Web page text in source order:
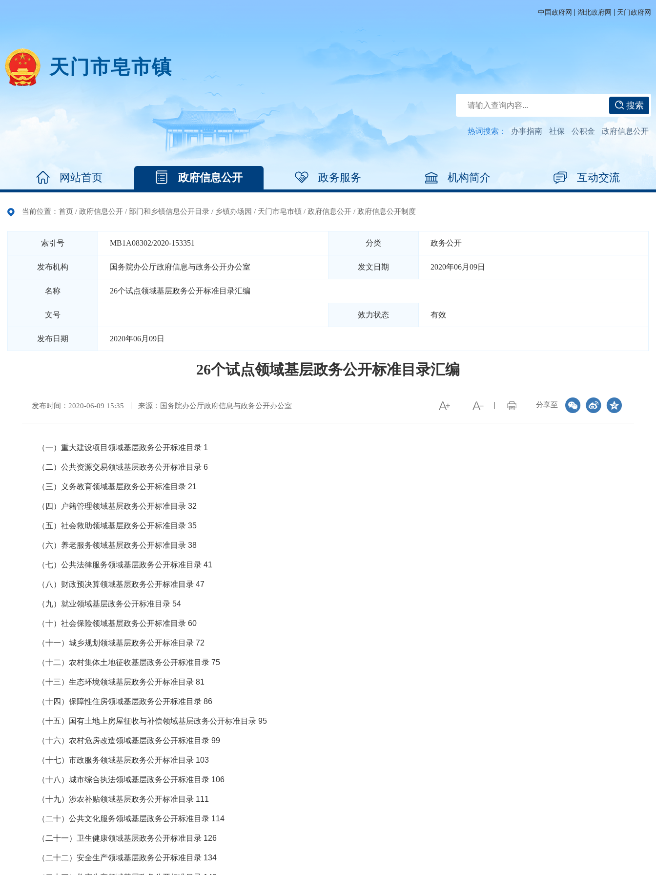
中国政府网 | 湖北政府网 | 天门政府网
天门市皂市镇
搜索
热词搜索： 办事指南 社保 公积金 政府信息公开
网站首页 政府信息公开 政务服务 机构简介 互动交流
当前位置： 首页 / 政府信息公开 / 部门和乡镇信息公开目录 / 乡镇办场园 / 天门市皂市镇 / 政府信息公开 / 政府信息公开制度
索引号 MB1A08302/2020-153351 分类 政务公开
发布机构 国务院办公厅政府信息与政务公开办公室 发文日期 2020年06月09日
名称 26个试点领域基层政务公开标准目录汇编
文号 效力状态 有效
发布日期 2020年06月09日
26个试点领域基层政务公开标准目录汇编
分享至
发布时间：2020-06-09 15:35 来源：国务院办公厅政府信息与政务公开办公室
（一）重大建设项目领域基层政务公开标准目录 1
（二）公共资源交易领域基层政务公开标准目录 6
（三）义务教育领域基层政务公开标准目录 21
（四）户籍管理领域基层政务公开标准目录 32
（五）社会救助领域基层政务公开标准目录 35
（六）养老服务领域基层政务公开标准目录 38
（七）公共法律服务领域基层政务公开标准目录 41
（八）财政预决算领域基层政务公开标准目录 47
（九）就业领域基层政务公开标准目录 54
（十）社会保险领域基层政务公开标准目录 60
（十一）城乡规划领域基层政务公开标准目录 72
（十二）农村集体土地征收基层政务公开标准目录 75
（十三）生态环境领域基层政务公开标准目录 81
（十四）保障性住房领域基层政务公开标准目录 86
（十五）国有土地上房屋征收与补偿领域基层政务公开标准目录 95
（十六）农村危房改造领域基层政务公开标准目录 99
（十七）市政服务领域基层政务公开标准目录 103
（十八）城市综合执法领域基层政务公开标准目录 106
（十九）涉农补贴领域基层政务公开标准目录 111
（二十）公共文化服务领域基层政务公开标准目录 114
（二十一）卫生健康领域基层政务公开标准目录 126
（二十二）安全生产领域基层政务公开标准目录 134